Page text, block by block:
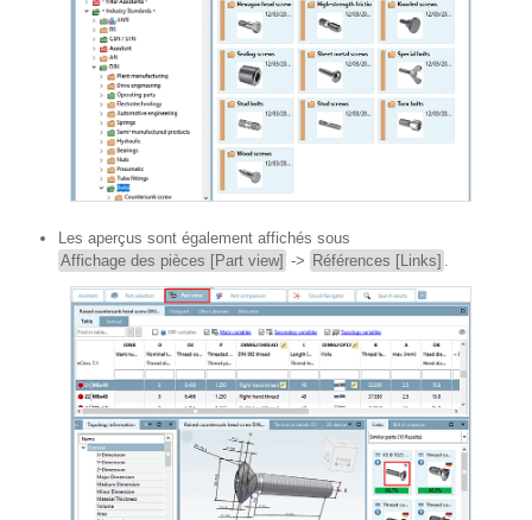
Les aperçus sont également affichés sous
Affichage des pièces [Part view] -> Références [Links] .